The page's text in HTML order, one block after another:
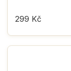
299 Kč